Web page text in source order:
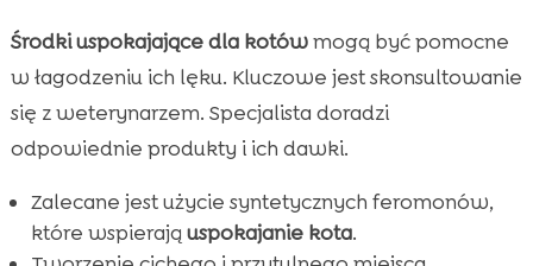
Środki uspokajające dla kotówmogą być pomocne
w łagodzeniu ich lęku. Kluczowe jest skonsultowanie
się z weterynarzem. Specjalista doradzi
odpowiednie produkty i ich dawki.
Zalecane jest użycie syntetycznych feromonów,
które wspierają uspokajanie kota.